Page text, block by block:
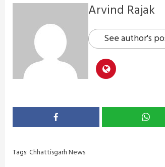
Arvind Rajak
See author's
Tags:Chhattisgarh News